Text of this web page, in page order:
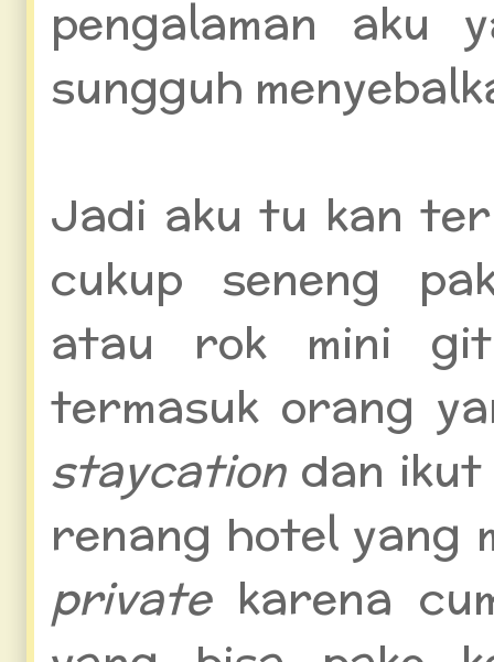
pengalaman aku
sungguh
Jadi aku tu kan
cukup seneng
atau rok mini
termasuk orang
staycation dan ikut
renang hotel yang
private karena